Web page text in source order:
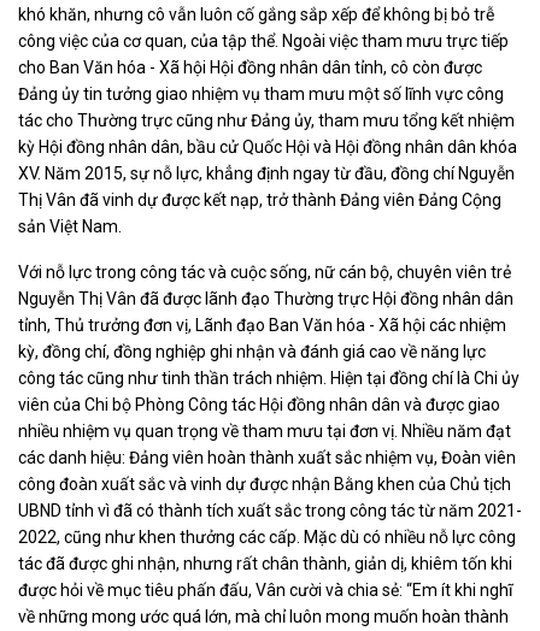
khó khăn, nhưng cô vẫn luôn cố gắng sắp xếp để không bị bỏ trễ
công việc của cơ quan, của tập thể. Ngoài việc tham mưu trực tiếp
cho Ban Văn hóa - Xã hội Hội đồng nhân dân tỉnh, cô còn được
Đảng ủy tin tưởng giao nhiệm vụ tham mưu một số lĩnh vực công
tác cho Thường trực cũng như Đảng ủy, tham mưu tổng kết nhiệm
kỳ Hội đồng nhân dân, bầu cử Quốc Hội và Hội đồng nhân dân khóa
XV. Năm 2015, sự nỗ lực, khẳng định ngay từ đầu, đồng chí Nguyễn
Thị Vân đã vinh dự được kết nạp, trở thành Đảng viên Đảng Cộng
sản Việt Nam.
Với nỗ lực trong công tác và cuộc sống, nữ cán bộ, chuyên viên trẻ
Nguyễn Thị Vân đã được lãnh đạo Thường trực Hội đồng nhân dân
tỉnh, Thủ trưởng đơn vị, Lãnh đạo Ban Văn hóa - Xã hội các nhiệm
kỳ, đồng chí, đồng nghiệp ghi nhận và đánh giá cao về năng lực
công tác cũng như tinh thần trách nhiệm. Hiện tại đồng chí là Chi ủy
viên của Chi bộ Phòng Công tác Hội đồng nhân dân và được giao
nhiều nhiệm vụ quan trọng về tham mưu tại đơn vị. Nhiều năm đạt
các danh hiệu: Đảng viên hoàn thành xuất sắc nhiệm vụ, Đoàn viên
công đoàn xuất sắc và vinh dự được nhận Bằng khen của Chủ tịch
UBND tỉnh vì đã có thành tích xuất sắc trong công tác từ năm 2021-
2022, cũng như khen thưởng các cấp. Mặc dù có nhiều nỗ lực công
tác đã được ghi nhận, nhưng rất chân thành, giản dị, khiêm tốn khi
được hỏi về mục tiêu phấn đấu, Vân cười và chia sẻ: “Em ít khi nghĩ
về những mong ước quá lớn, mà chỉ luôn mong muốn hoàn thành